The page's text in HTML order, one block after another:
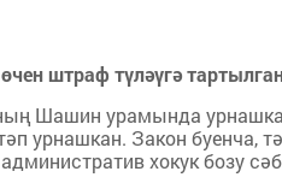
штраф түләүгә
Шашин урамында
урнашкан. Закон буенча,
хокук бозу